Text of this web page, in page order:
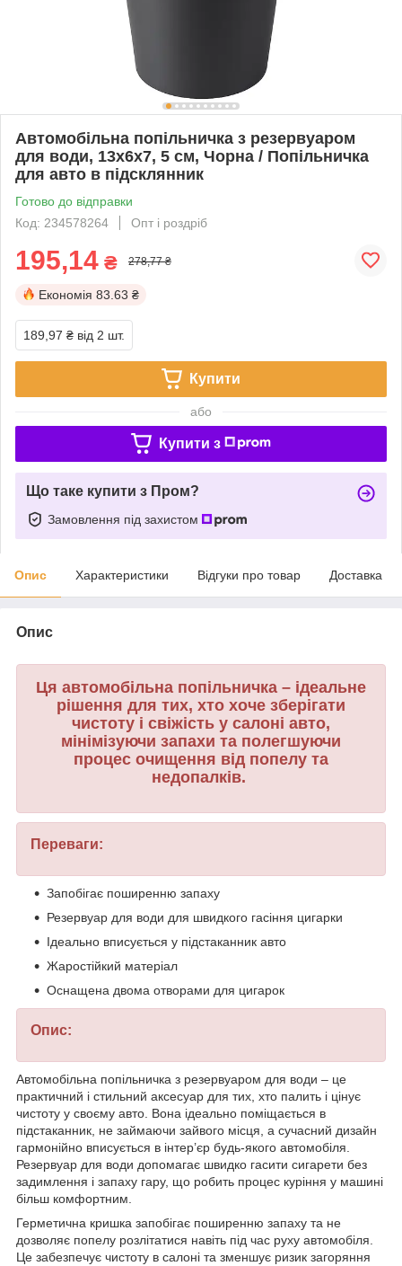
Автомобільна попільничка з резервуаром
для води, 13х6х7, 5 см, Чорна / Попільничка
для авто в підсклянник
Готово до відправки
Код: 234578264
Опт і роздріб
195,14 ₴ 278,77 ₴
Економія 83.63 ₴
189,97 ₴ від 2 шт.
Купити
або
Купити з
Що таке купити з Пром?
Замовлення під захистом
Опис Характеристики Відгуки про товар Доставка
Опис
Ця автомобільна попільничка – ідеальне
рішення для тих, хто хоче зберігати
чистоту і свіжість у салоні авто,
мінімізуючи запахи та полегшуючи
процес очищення від попелу та
недопалків.
Переваги:
Запобігає поширенню запаху
Резервуар для води для швидкого гасіння цигарки
Ідеально вписується у підстаканник авто
Жаростійкий матеріал
Оснащена двома отворами для цигарок
Опис:
Автомобільна попільничка з резервуаром для води – це
практичний і стильний аксесуар для тих, хто палить і цінує
чистоту у своєму авто. Вона ідеально поміщається в
підстаканник, не займаючи зайвого місця, а сучасний дизайн
гармонійно вписується в інтер’єр будь-якого автомобіля.
Резервуар для води допомагає швидко гасити сигарети без
задимлення і запаху гару, що робить процес куріння у машині
більш комфортним.
Герметична кришка запобігає поширенню запаху та не
дозволяє попелу розлітатися навіть під час руху автомобіля.
Це забезпечує чистоту в салоні та зменшує ризик загоряння